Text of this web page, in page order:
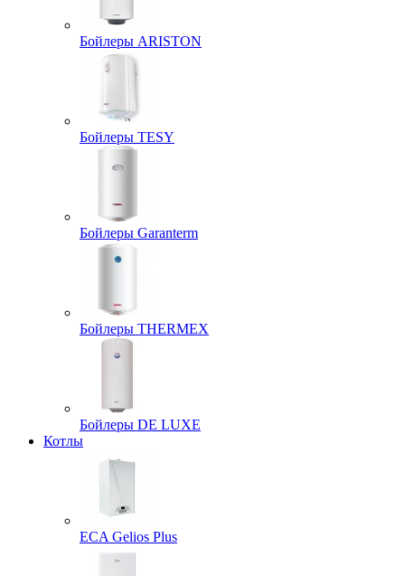
Бойлеры ARISTON
Бойлеры TESY
Бойлеры Garanterm
Бойлеры THERMEX
Бойлеры DE LUXE
Котлы
ECA Gelios Plus